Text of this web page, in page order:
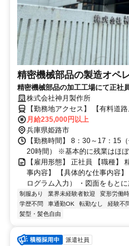
精密機械部品の製造オペ
株式会社神月製作所
【勤務地アクセス】 【有料道
IC（ETC専用）で降り、県道67
より】 夢前川沿いに県道67号
有）
月給235,000円以上
兵庫県姫路市
【勤務時間】 8：30～17：15
20時間） ※基本的に残業はほ
【雇用形態】 正社員 【職種】
事内容】 【具体的な仕事内容
ログラム入力） ・図面をもと
制服あり 業界未経験者歓迎 変形労働
学歴不問
車通勤OK 転勤なし 経験不
髪型・髪色自由
派遣社員